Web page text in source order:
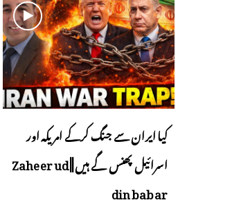
کیا ایران سے جنگ کرکے امریکہ اور
اسرائیل پھنس گے ہیں ||Zaheer ud
din babar